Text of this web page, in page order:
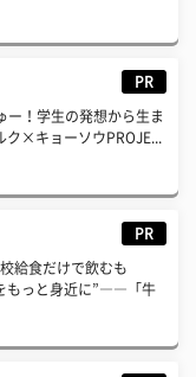
PR
ー！学生の発想から生ま
×キョーソウPROJE...
PR
校給食だけで飲むも
もっと身近に”――「牛